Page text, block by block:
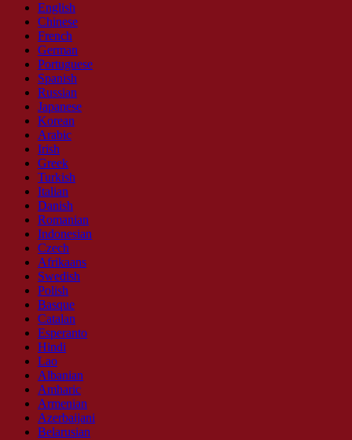
English
Chinese
French
German
Portuguese
Spanish
Russian
Japanese
Korean
Arabic
Irish
Greek
Turkish
Italian
Danish
Romanian
Indonesian
Czech
Afrikaans
Swedish
Polish
Basque
Catalan
Esperanto
Hindi
Lao
Albanian
Amharic
Armenian
Azerbaijani
Belarusian